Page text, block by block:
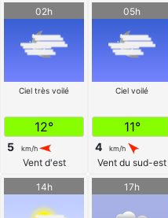
02h
Ciel très voilé
12°
5 km/h
Vent d'est
05h
Ciel voilé
11°
4 km/h
Vent du sud-est
14h 17h